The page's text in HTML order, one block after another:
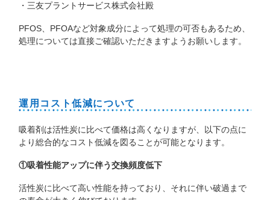
・三友プラントサービス株式会社殿
PFOS、PFOAなど対象成分によって処理の可否もあるため、
処理については直接ご確認いただきますようお願いします。
運用コスト低減について
吸着剤は活性炭に比べて価格は高くなりますが、以下の点に
より総合的なコスト低減を図ることが可能となります。
①吸着性能アップに伴う交換頻度低下
活性炭に比べて高い性能を持っており、それに伴い破過まで